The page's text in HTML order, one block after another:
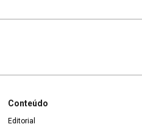
Conteúdo
Editorial